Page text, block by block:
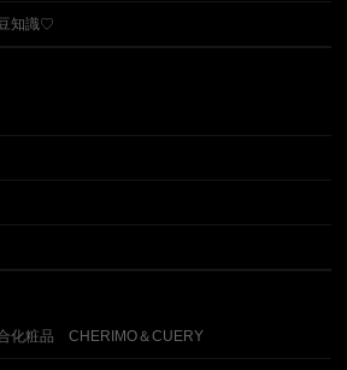
知識♡
化粧品 CHERIMO＆CUERY